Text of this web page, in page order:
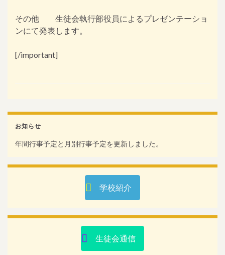
その他 生徒会執行部役員によるプレゼンテーショ
ンにて発表します。
[/important]
お知らせ
年間行事予定と月別行事予定を更新しました。
学校紹介
生徒会通信